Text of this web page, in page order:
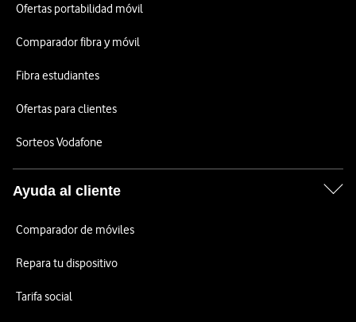
Ofertas portabilidad móvil
Comparador fibra y móvil
Fibra estudiantes
Ofertas para clientes
Sorteos Vodafone
Ayuda al cliente
Comparador de móviles
Repara tu dispositivo
Tarifa social